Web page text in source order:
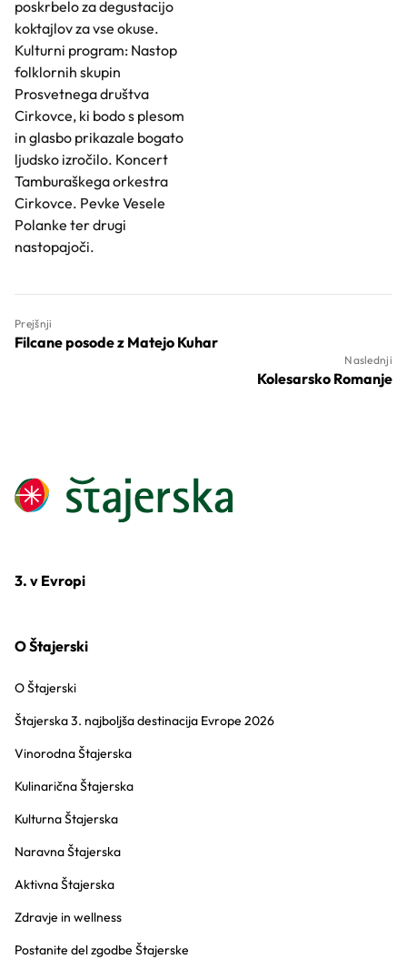
poskrbelo za degustacijo
koktajlov za vse okuse.
Kulturni program: Nastop
folklornih skupin
Prosvetnega društva
Cirkovce, ki bodo s plesom
in glasbo prikazale bogato
ljudsko izročilo. Koncert
Tamburaškega orkestra
Cirkovce. Pevke Vesele
Polanke ter drugi
nastopajoči.
Prejšnji
Filcane posode z Matejo Kuhar
Naslednji
Kolesarsko Romanje
3. v Evropi
O Štajerski
O Štajerski
Štajerska 3. najboljša destinacija Evrope 2026
Vinorodna Štajerska
Kulinarična Štajerska
Kulturna Štajerska
Naravna Štajerska
Aktivna Štajerska
Zdravje in wellness
Postanite del zgodbe Štajerske